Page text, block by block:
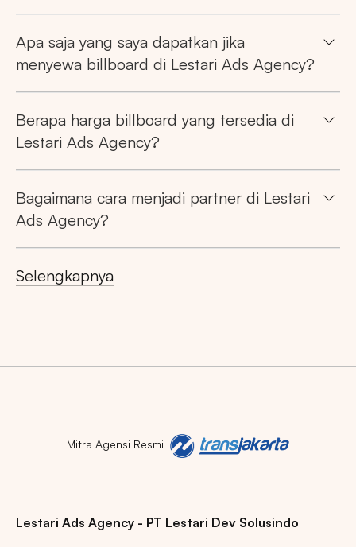
Apa saja yang saya dapatkan jika
menyewa billboard di Lestari Ads Agency?
Berapa harga billboard yang tersedia di
Lestari Ads Agency?
Bagaimana cara menjadi partner di Lestari
Ads Agency?
Selengkapnya
Mitra Agensi Resmi
Lestari Ads Agency - PT Lestari Dev Solusindo